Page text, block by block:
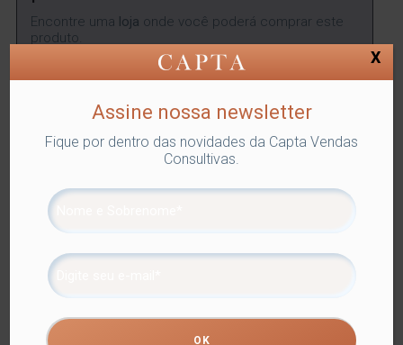
Encontre uma loja onde você poderá comprar este
produto.
ENCONTRAR
Categorias:CESTAS,
Informação adicional
Informação adicional
Assine nossa newsletter
Fique por dentro das novidades da Capta Vendas
Consultivas.
X